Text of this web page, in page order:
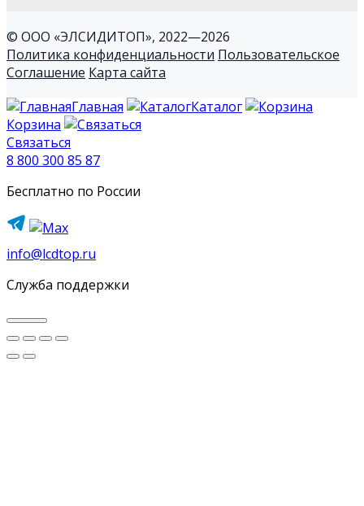
© ООО «ЭЛСИДИТОП», 2022—2026
Политика конфиденциальности Пользовательское
Соглашение Карта сайта
Главная
Каталог
Корзина
Связаться
8 800 300 85 87
Бесплатно по России
info@lcdtop.ru
Служба поддержки